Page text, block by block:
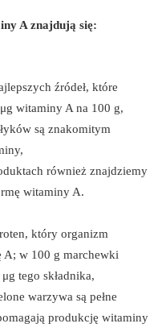
A znajdują się:
źródeł, które
witaminy A na 100 g,
są znakomitym
również znajdziemy
witaminy A.
który organizm
A; w 100 g marchewki
tego składnika,
warzywa są pełne
produkcję witaminy